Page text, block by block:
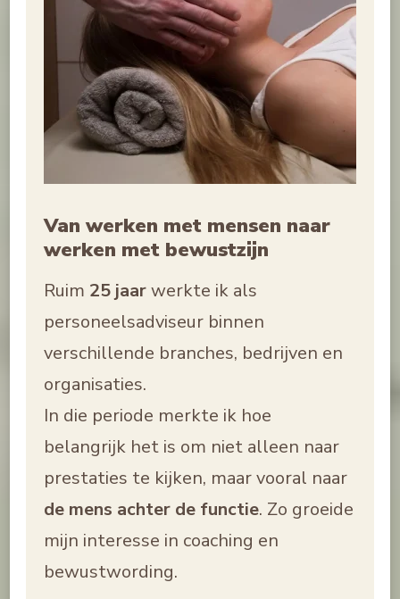
Van werken met mensen naar
werken met bewustzijn
Ruim 25 jaarwerkte ik als
personeelsadviseur binnen
verschillende branches, bedrijven en
organisaties.
In die periode merkte ik hoe
belangrijk het is om niet alleen naar
prestaties te kijken, maar vooral naar
de mens achter de functie. Zo groeide
mijn interesse in coaching en
bewustwording.